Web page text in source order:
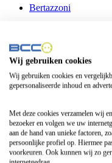
Bertazzoni
Fitelli
Airfryer
Frituurpan
Contactgrill
Broodbakmachine
Broodrooster
Wij gebruiken cookies
Wij gebruiken cookies en
gepersonaliseerde inhoud en
Met deze cookies verzamelen wij
bezoeker en volgen we uw
aan de hand van unieke factoren,
persoonlijke profiel op. Hiermee
voorkeuren. Ook kunnen wij zo